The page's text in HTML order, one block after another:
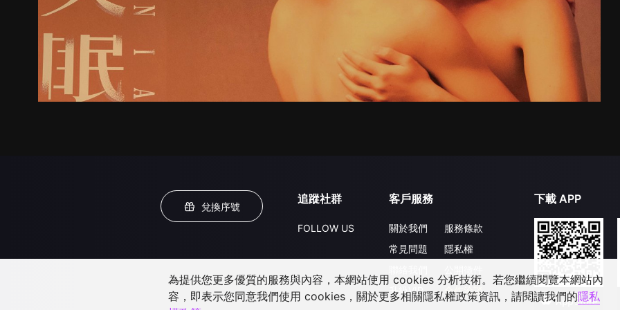
兌換序號
追蹤社群
FOLLOW US
客戶服務
關於我們
常見問題
升級VIP
服務條款
隱私權
合作洽談
下載 APP
為提供您更多優質的服務與內容，本網站使用 cookies 分析技術。若您繼續閱覽本網站內
容，即表示您同意我們使用 cookies，關於更多相關隱私權政策資訊，請閱讀我們的隱私